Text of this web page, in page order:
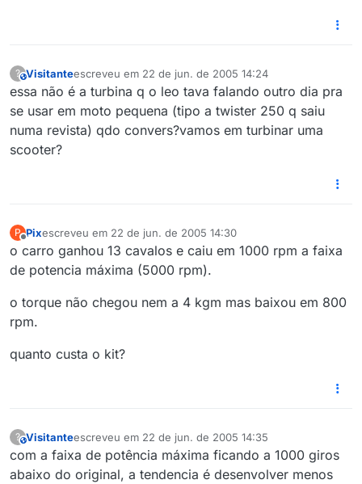
?This user is from outside of this forum
Visitanteescreveu em 22 de jun. de 2005 14:24
última edição por
essa não é a turbina q o leo tava falando outro dia pra
se usar em moto pequena (tipo a twister 250 q saiu
numa revista) qdo convers?vamos em turbinar uma
scooter?
P Pixescreveu em 22 de jun. de 2005 14:30
última edição por
o carro ganhou 13 cavalos e caiu em 1000 rpm a faixa
de potencia máxima (5000 rpm).
o torque não chegou nem a 4 kgm mas baixou em 800
rpm.
quanto custa o kit?
?This user is from outside of this forum
Visitanteescreveu em 22 de jun. de 2005 14:35
última edição por
com a faixa de potência máxima ficando a 1000 giros
abaixo do original, a tendencia é desenvolver menos